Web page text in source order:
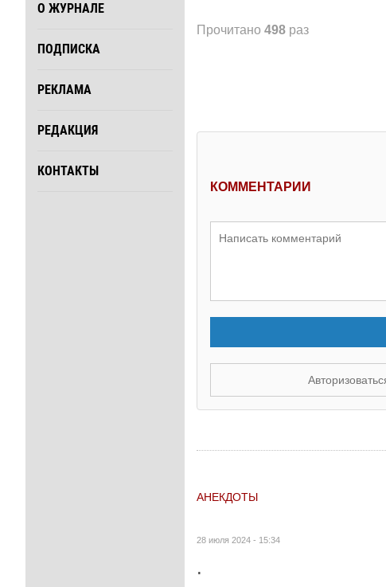
О ЖУРНАЛЕ
ПОДПИСКА
РЕКЛАМА
РЕДАКЦИЯ
КОНТАКТЫ
Прочитано 498 раз
КОММЕНТАРИИ
АНЕКДОТЫ
28 июля 2024 - 15:34
.